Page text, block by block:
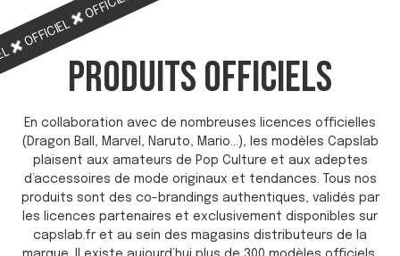
OFFICIEL
PRODUITS OFFICIELS
En collaboration avec de nombreuses licences officielles
(Dragon Ball, Marvel, Naruto, Mario…), les modèles Capslab
plaisent aux amateurs de Pop Culture et aux adeptes
d’accessoires de mode originaux et tendances. Tous nos
produits sont des co-brandings authentiques, validés par
les licences partenaires et exclusivement disponibles sur
capslab.fr et au sein des magasins distributeurs de la